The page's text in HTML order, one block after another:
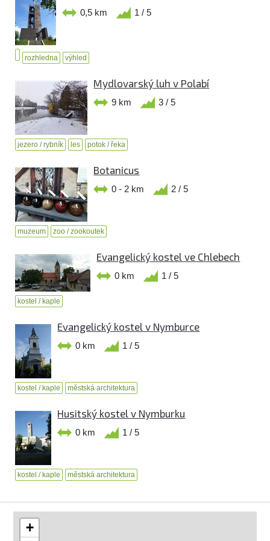
0,5 km 1 / 5
rozhledna výhled
Mydlovarský luh v Polabí
9 km 3 / 5
jezero / rybník les potok / řeka
Botanicus
0 - 2 km 2 / 5
muzeum zoo / zookoutek
Evangelický kostel ve Chlebech
0 km 1 / 5
kostel / kaple
Evangelický kostel v Nymburce
0 km 1 / 5
kostel / kaple městská architektura
Husitský kostel v Nymburku
0 km 1 / 5
kostel / kaple městská architektura
+